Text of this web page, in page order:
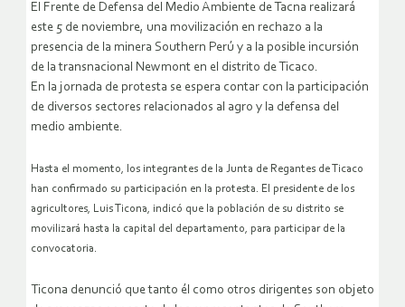
El Frente de Defensa del Medio Ambiente de Tacna realizará
este 5 de noviembre, una movilización en rechazo a la
presencia de la minera Southern Perú y a la posible incursión
de la transnacional Newmont en el distrito de Ticaco.
En la jornada de protesta se espera contar con la participación
de diversos sectores relacionados al agro y la defensa del
medio ambiente.
Hasta el momento, los integrantes de la Junta de Regantes de Ticaco
han confirmado su participación en la protesta. El presidente de los
agricultores, Luis Ticona, indicó que la población de su distrito se
movilizará hasta la capital del departamento, para participar de la
convocatoria.
Ticona denunció que tanto él como otros dirigentes son objeto